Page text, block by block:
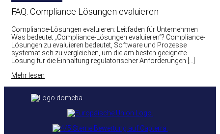
FAQ: Compliance Lösungen evaluieren
Compliance-Lösungen evaluieren: Leitfaden für Unternehmen
Was bedeutet „Compliance-Lösungen evaluieren“? Compliance-
Lösungen zu evaluieren bedeutet, Software und Prozesse
systematisch zu vergleichen, um die am besten geeignete
Lösung für die Einhaltung regulatorischer Anforderungen […]
Mehr lesen